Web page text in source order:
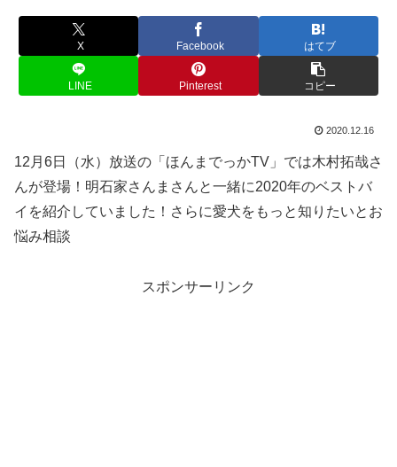
X Facebook はてブ
LINE Pinterest コピー
2020.12.16
12月6日（水）放送の「ほんまでっかTV」では木村拓哉さ
んが登場！明石家さんまさんと一緒に2020年のベストバ
イを紹介していました！さらに愛犬をもっと知りたいとお
悩み相談
スポンサーリンク